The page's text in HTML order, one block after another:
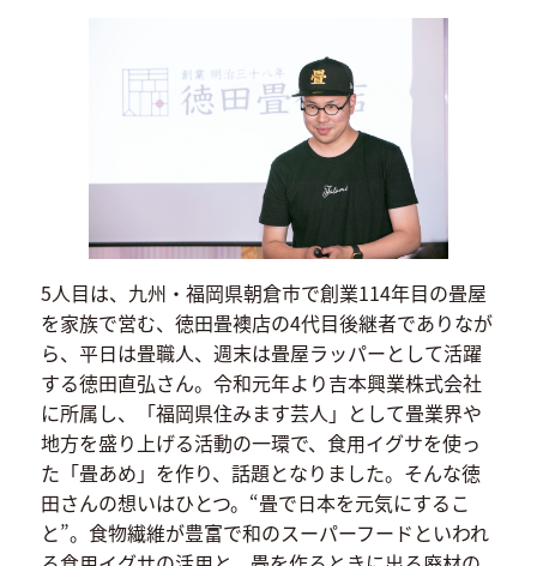
5人目は、九州・福岡県朝倉市で創業114年目の畳屋
を家族で営む、徳田畳襖店の4代目後継者でありなが
ら、平日は畳職人、週末は畳屋ラッパーとして活躍
する徳田直弘さん。令和元年より吉本興業株式会社
に所属し、「福岡県住みます芸人」として畳業界や
地方を盛り上げる活動の一環で、食用イグサを使っ
た「畳あめ」を作り、話題となりました。そんな徳
田さんの想いはひとつ。“畳で日本を元気にするこ
と”。食物繊維が豊富で和のスーパーフードといわれ